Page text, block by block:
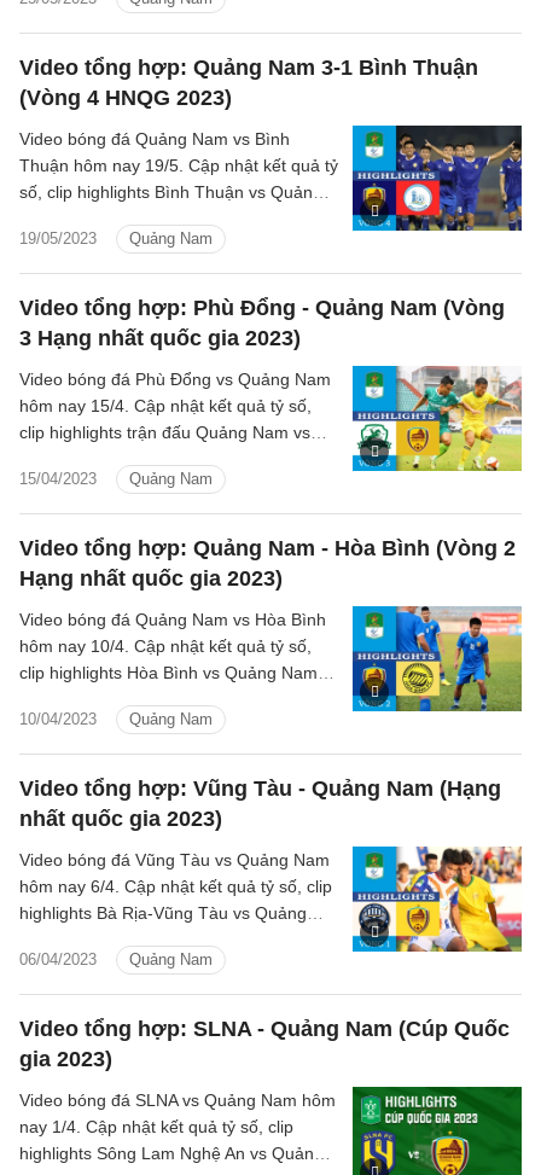
Video tổng hợp: Quảng Nam 3-1 Bình Thuận
(Vòng 4 HNQG 2023)
19/05/2023 Quảng Nam
Video bóng đá Quảng Nam vs Bình
Thuận hôm nay 19/5. Cập nhật kết quả tỷ
số, clip highlights Bình Thuận vs Quảng
Video tổng hợp: Phù Đổng - Quảng Nam (Vòng
3 Hạng nhất quốc gia 2023)
15/04/2023 Quảng Nam
Video bóng đá Phù Đổng vs Quảng Nam
hôm nay 15/4. Cập nhật kết quả tỷ số,
clip highlights trận đấu Quảng Nam vs
2023.
Video tổng hợp: Quảng Nam - Hòa Bình (Vòng 2
Hạng nhất quốc gia 2023)
10/04/2023 Quảng Nam
Video bóng đá Quảng Nam vs Hòa Bình
hôm nay 10/4. Cập nhật kết quả tỷ số,
clip highlights Hòa Bình vs Quảng Nam
nay.
Video tổng hợp: Vũng Tàu - Quảng Nam (Hạng
nhất quốc gia 2023)
06/04/2023 Quảng Nam
Video bóng đá Vũng Tàu vs Quảng Nam
hôm nay 6/4. Cập nhật kết quả tỷ số, clip
highlights Bà Rịa-Vũng Tàu vs Quảng
Video tổng hợp: SLNA - Quảng Nam (Cúp Quốc
gia 2023)
Video bóng đá SLNA vs Quảng Nam hôm
nay 1/4. Cập nhật kết quả tỷ số, clip
highlights Sông Lam Nghệ An vs Quảng